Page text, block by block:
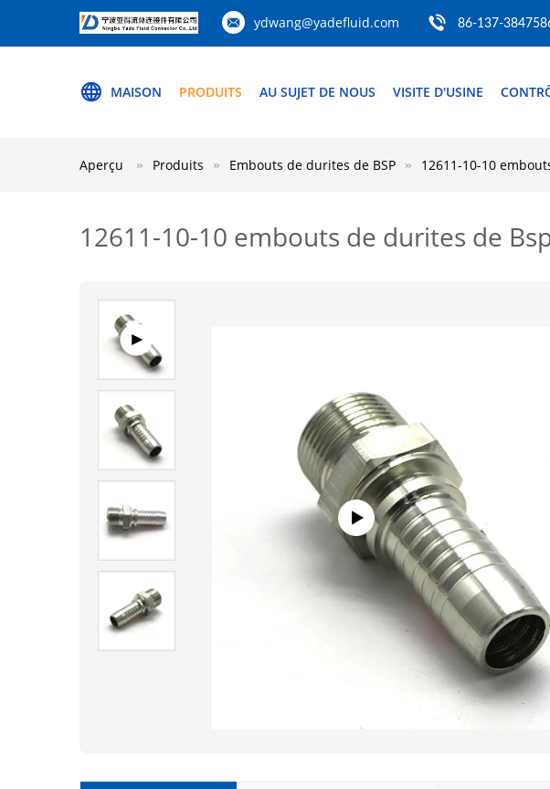
ydwang@yadefluid.com 86-137-
MAISON PRODUITS AU SUJET DE NOUS VISITE D'USINE
Aperçu Produits Embouts de durites de BSP 12611-10-10
12611-10-10 embouts de durites de